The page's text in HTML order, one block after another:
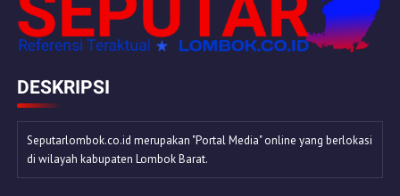
DESKRIPSI
Seputarlombok.co.id merupakan "Portal Media" online yang berlokasi
di wilayah kabupaten Lombok Barat.